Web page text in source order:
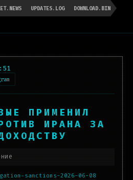
UPDATES.LOG DOWNLOAD.BIN
ПРИМЕНИЛ
ИРАНА ЗА
sanctions-2026-06-08